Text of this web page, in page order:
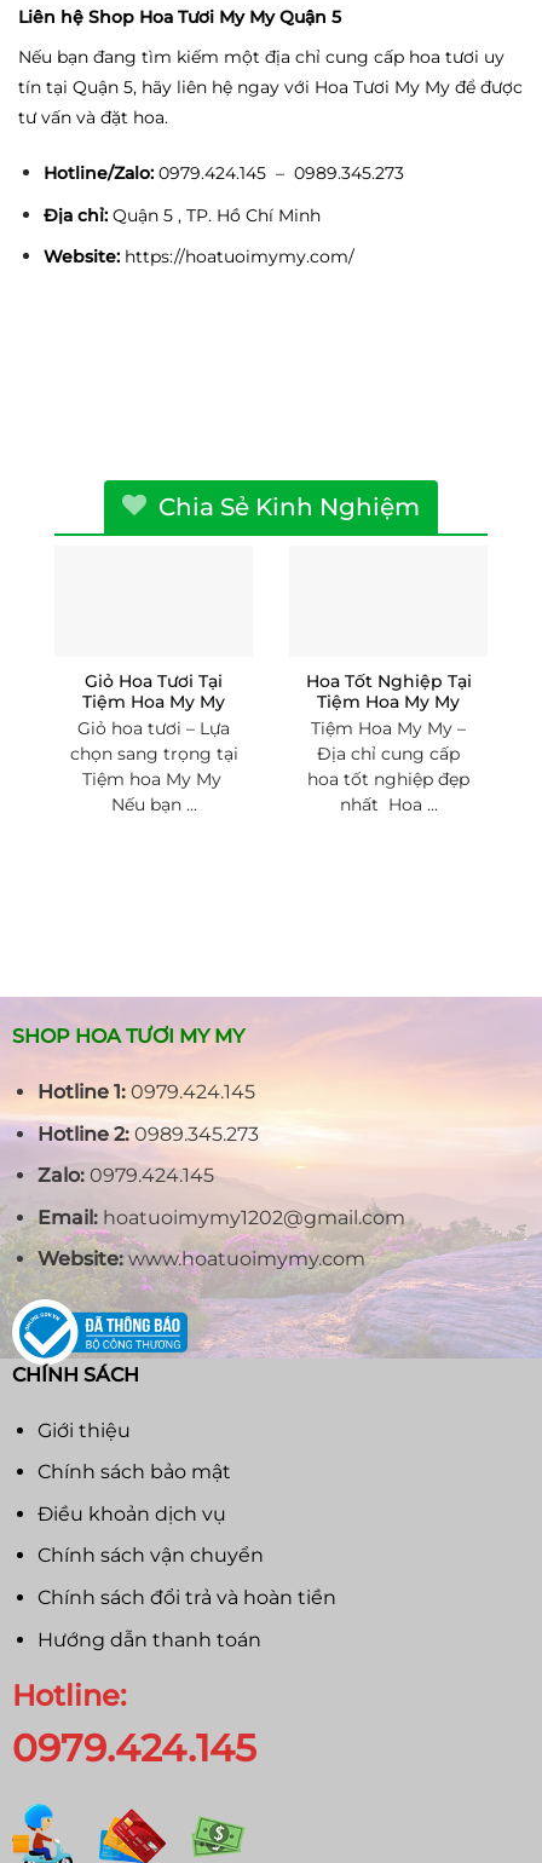
Liên hệ Shop Hoa Tươi My My Quận 5
Nếu bạn đang tìm kiếm một địa chỉ cung cấp hoa tươi uy
tín tại Quận 5, hãy liên hệ ngay với Hoa Tươi My My để được
tư vấn và đặt hoa.
Hotline/Zalo:0979.424.145 – 0989.345.273
Địa chỉ:Quận 5 , TP. Hồ Chí Minh
Website: https://hoatuoimymy.com/
Chia Sẻ Kinh Nghiệm
Giỏ Hoa Tươi Tại
Tiệm Hoa My My
Giỏ hoa tươi – Lựa
chọn sang trọng tại
Tiệm hoa My My
Nếu bạn ...
Hoa Tốt Nghiệp Tại
Tiệm Hoa My My
Tiệm Hoa My My –
Địa chỉ cung cấp
hoa tốt nghiệp đẹp
nhất Hoa ...
SHOP HOA TƯƠI MY MY
Hotline 1:0979.424.145
Hotline 2:0989.345.273
Zalo:0979.424.145
Email:hoatuoimymy1202@gmail.com
Website:www.hoatuoimymy.com
CHÍNH SÁCH
Giới thiệu
Chính sách bảo mật
Điều khoản dịch vụ
Chính sách vận chuyển
Chính sách đổi trả và hoàn tiền
Hướng dẫn thanh toán
Hotline:
0979.424.145